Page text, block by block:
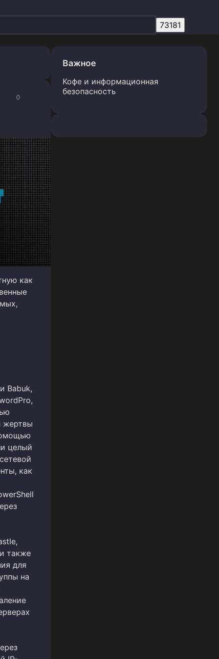
0
как
Babuk,
жертвы
целый
как
также
для
на
Важное
Кофе и информационная
безопасность